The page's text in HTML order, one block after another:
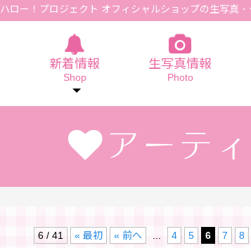
ハロー！プロジェクト オフィシャルショップの生写真
新着情報
Shop
生写真情報
Photo
6 / 41 « 最初 « 前へ ... 4 5 6 7 8